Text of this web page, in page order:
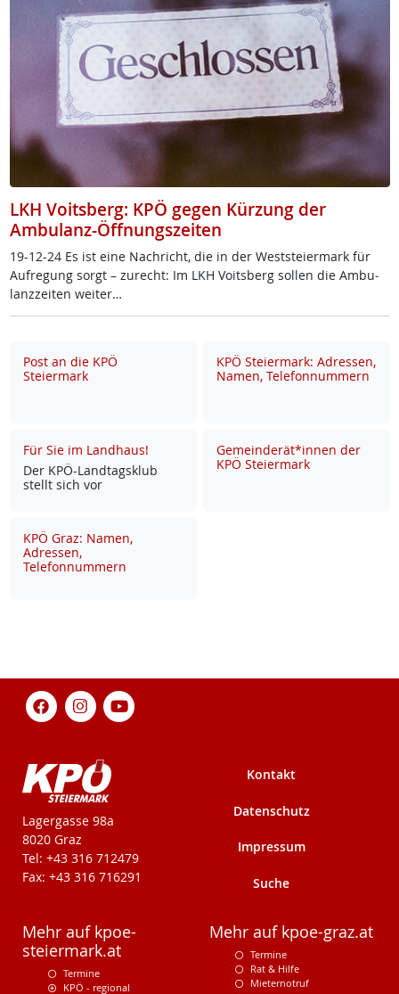
LKH Voitsberg: KPÖ gegen Kürzung der
Ambulanz-Öffnungszeiten
19-12-24 Es ist ei­ne Nach­richt, die in der West­s­tei­er­mark für
Auf­re­gung sorgt – zu­recht: Im LKH Voits­berg sol­len die Am­bu­
lanz­zei­ten wei­ter…
Post an die KPÖ
Steiermark
KPÖ Steiermark: Adressen,
Namen, Telefonnummern
Für Sie im Landhaus!
Der KPÖ-Land­tags­klub
stellt sich vor
Gemeinderät*innen der
KPÖ Steiermark
KPÖ Graz: Namen,
Adressen,
Telefonnummern
KPÖ-Steiermark
Lagergasse 98a
8020 Graz
Tel: +43 316 712479
Fax: +43 316 716291
Kontakt
Datenschutz
Impressum
Suche
Mehr auf kpoe-
steiermark.at
Termine
KPÖ - regional
Mehr auf kpoe-graz.at
Termine
Rat & Hilfe
Mieternotruf